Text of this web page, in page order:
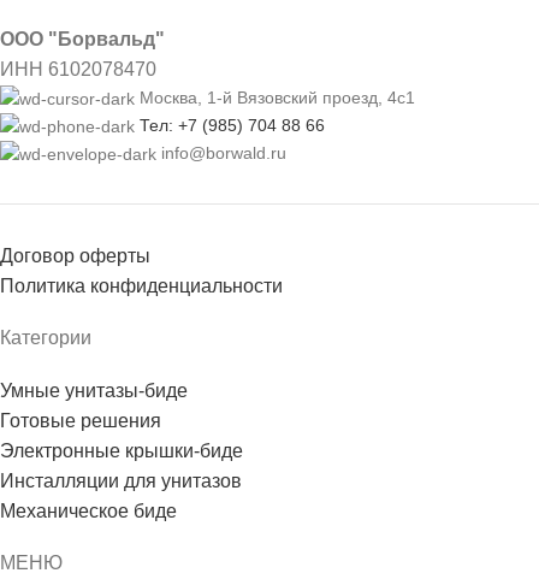
ООО "Борвальд"
ИНН 6102078470
Москва, 1-й Вязовский проезд, 4с1
Тел: +7 (985) 704 88 66
info@borwald.ru
Договор оферты
Политика конфиденциальности
Категории
Умные унитазы-биде
Готовые решения
Электронные крышки-биде
Инсталляции для унитазов
Механическое биде
МЕНЮ